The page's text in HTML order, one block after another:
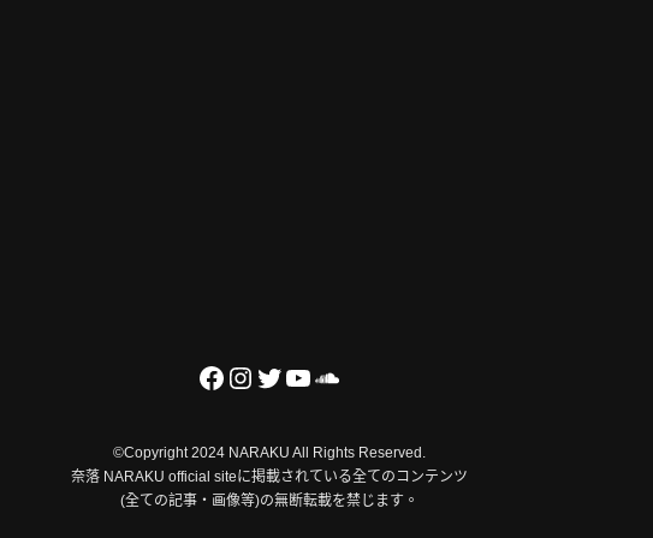
©Copyright 2024 NARAKU All Rights Reserved.
奈落 NARAKU official siteに掲載されている全てのコンテンツ
(全ての記事・画像等)の無断転載を禁じます。